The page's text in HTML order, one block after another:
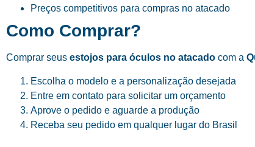
Preços competitivos para compras no atacado
Como Comprar?
Comprar seus estojos para óculos no atacado com a
Escolha o modelo e a personalização desejada
Entre em contato para solicitar um orçamento
Aprove o pedido e aguarde a produção
Receba seu pedido em qualquer lugar do Brasil